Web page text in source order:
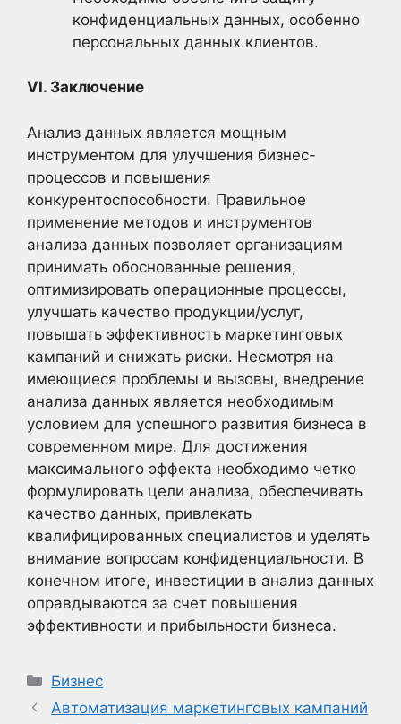
конфиденциальных данных, особенно
персональных данных клиентов.
VI. Заключение
Анализ данных является мощным
инструментом для улучшения бизнес-
процессов и повышения
конкурентоспособности. Правильное
применение методов и инструментов
анализа данных позволяет организациям
принимать обоснованные решения,
оптимизировать операционные процессы,
улучшать качество продукции/услуг,
повышать эффективность маркетинговых
кампаний и снижать риски. Несмотря на
имеющиеся проблемы и вызовы, внедрение
анализа данных является необходимым
условием для успешного развития бизнеса в
современном мире. Для достижения
максимального эффекта необходимо четко
формулировать цели анализа, обеспечивать
качество данных, привлекать
квалифицированных специалистов и уделять
внимание вопросам конфиденциальности. В
конечном итоге, инвестиции в анализ данных
оправдываются за счет повышения
эффективности и прибыльности бизнеса.
Рубрики
Бизнес
Автоматизация маркетинговых кампаний